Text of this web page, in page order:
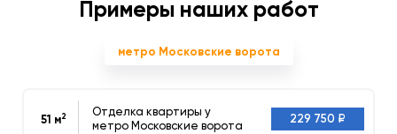
Примеры наших работ
метро Московские ворота
51 м2
Отделка квартиры у
метро Московские ворота
229 750 ₽